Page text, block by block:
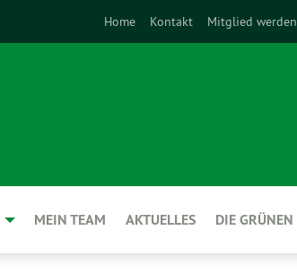
Home Kontakt Mitglied werden
MEIN TEAM AKTUELLES DIE GRÜNEN